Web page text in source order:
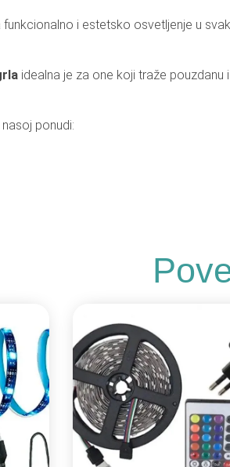
i estetsko osvetljenje u
idealna je za one koji traže pouzdanu i
ponudi: